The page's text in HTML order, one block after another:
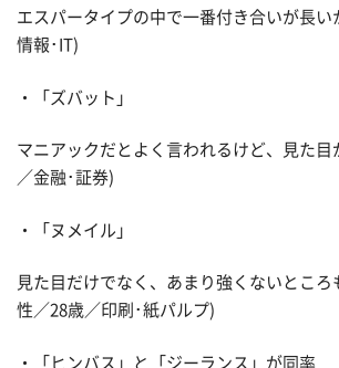
エスパータイプの中で一番付き合いが長い
情報･IT)
・「ズバット」
マニアックだとよく言われるけど、見た目
／金融･証券)
・「ヌメイル」
見た目だけでなく、あまり強くないところ
性／28歳／印刷･紙パルプ)
・「ヒンバス」と「ジーランス」が同率